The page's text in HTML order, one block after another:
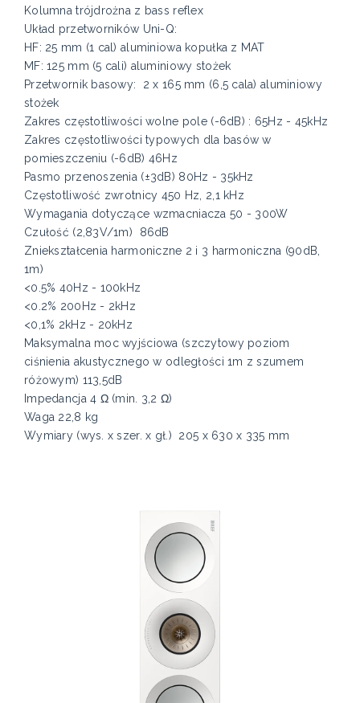
Kolumna trójdrożna z bass reflex
Układ przetworników Uni-Q:
HF: 25 mm (1 cal) aluminiowa kopułka z MAT
MF: 125 mm (5 cali) aluminiowy stożek
Przetwornik basowy: 2 x 165 mm (6,5 cala) aluminiowy
stożek
Zakres częstotliwości wolne pole (-6dB) : 65Hz - 45kHz
Zakres częstotliwości typowych dla basów w
pomieszczeniu (-6dB) 46Hz
Pasmo przenoszenia (±3dB) 80Hz - 35kHz
Częstotliwość zwrotnicy 450 Hz, 2,1 kHz
Wymagania dotyczące wzmacniacza 50 - 300W
Czułość (2,83V/1m) 86dB
Zniekształcenia harmoniczne 2 i 3 harmoniczna (90dB,
1m)
<0.5% 40Hz - 100kHz
<0.2% 200Hz - 2kHz
<0,1% 2kHz - 20kHz
Maksymalna moc wyjściowa (szczytowy poziom
ciśnienia akustycznego w odległości 1m z szumem
różowym) 113,5dB
Impedancja 4 Ω (min. 3,2 Ω)
Waga 22,8 kg
Wymiary (wys. x szer. x gł.) 205 x 630 x 335 mm